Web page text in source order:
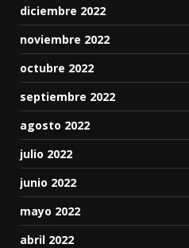
diciembre 2022
noviembre 2022
octubre 2022
septiembre 2022
agosto 2022
julio 2022
junio 2022
mayo 2022
abril 2022